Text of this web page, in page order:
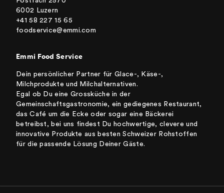
6002 Luzern
+41 58 227 15 65
foodservice@emmi.com
Emmi Food Service
Dein persönlicher Partner für Glace-, Käse-,
Milchprodukte und Milchalternativen.
Egal ob Du eine Grossküche in der
Gemeinschaftsgastronomie, ein gediegenes Restaurant,
das Café um die Ecke oder sogar eine Bäckerei
betreibst, bei uns findest Du hochwertige, clevere und
innovative Produkte aus besten Schweizer Rohstoffen
für die passende Lösung Deiner Gäste.